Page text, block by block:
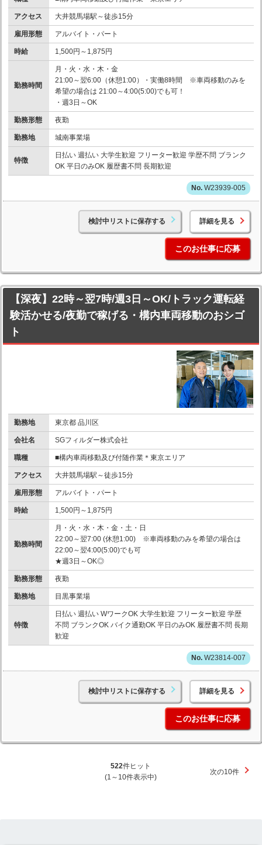
アクセス 大井競馬場駅～徒歩15分
雇用形態 アルバイト・パート
時給 1,500円～1,875円
勤務時間
月・火・水・木・金
21:00～翌6:00（休憩1:00）・実働8時間 ※車両移動のみを
希望の場合は 21:00～4:00(5:00)でも可！
・週3日～OK
勤務形態 夜勤
勤務地 城南事業場
特徴
日払い 週払い 大学生歓迎 フリーター歓迎 学歴不問 ブランク
OK 平日のみOK 履歴書不問 長期歓迎
W23939-005
検討中リストに保存する 詳細を見る
このお仕事に応募
【深夜】22時～翌7時/週3日～OK/トラック運転経
験活かせる/夜勤で稼げる・構内車両移動のおシゴ
ト
勤務地 東京都 品川区
会社名 SGフィルダー株式会社
職種 ■構内車両移動及び付随作業＊東京エリア
アクセス 大井競馬場駅～徒歩15分
雇用形態 アルバイト・パート
時給 1,500円～1,875円
勤務時間
月・火・水・木・金・土・日
22:00～翌7:00 (休憩1:00) ※車両移動のみを希望の場合は
22:00～翌4:00(5:00)でも可
★週3日～OK◎
勤務形態 夜勤
勤務地 目黒事業場
特徴
日払い 週払い WワークOK 大学生歓迎 フリーター歓迎 学歴
不問 ブランクOK バイク通勤OK 平日のみOK 履歴書不問 長期
歓迎
W23814-007
検討中リストに保存する 詳細を見る
このお仕事に応募
522件ヒット
(1～10件表示中)
次の10件